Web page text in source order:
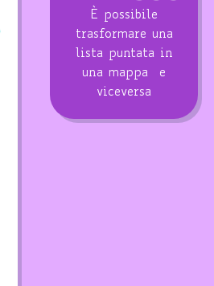
È possibile
trasformare una
lista puntata in
una mappa e
viceversa